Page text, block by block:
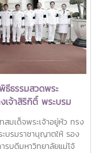
มว.อว. ศ.ดร.ศุภชัย
เพิ่มศักดิ์ อารุณี รองปลัด
ยปลัดกระทรวง อว.
Professor Tan Eng
of Singapore
Tsinghua
Chye อธิการบดี
Yang Bin รองประธาน
นที่ประชุมอธิการบดี ทั้ง
เทศไทย (ทปอ.) ที่ประชุม
ภ.) ที่ประชุมอธิการบดี
.มทร.) สมาคมสถาบัน
ธีธรรมสวดพระ
เจ้าสิริกิติ์ พระบรม
ง พร้อมเข้ากราบ
กเธอ เจ้าฟ้าพัชรกิติยา
ชสาริณีสิริพัชร มหา
มเด็จพระเจ้าอยู่หัว ทรง
บรมราชานุญาตให้ รอง
รบดีมหาวิทยาลัยแม่โจ้